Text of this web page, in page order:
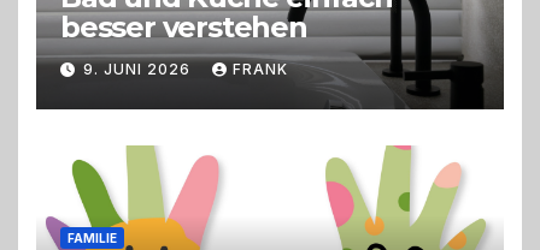
besser verstehen
9. JUNI 2026 FRANK
FAMILIE